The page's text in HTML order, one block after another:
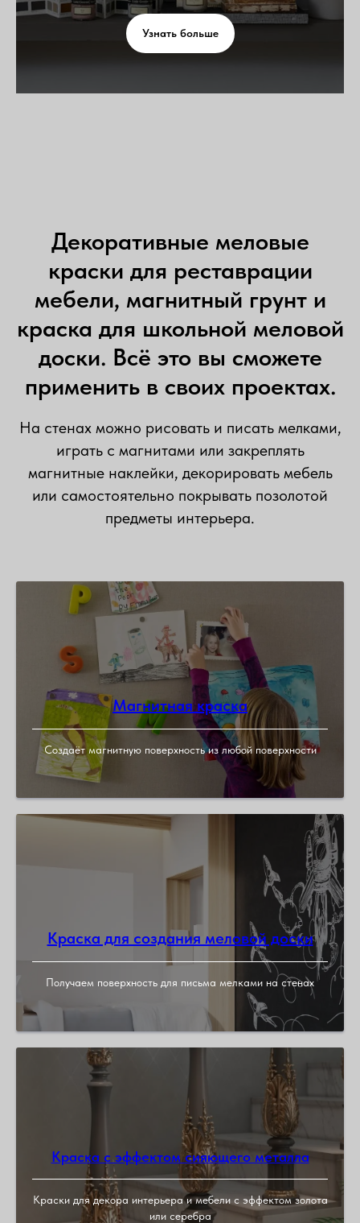
Узнать больше
Декоративные меловые
краски для реставрации
мебели, магнитный грунт и
краска для школьной меловой
доски. Всё это вы сможете
применить в своих проектах.
На стенах можно рисовать и писать мелками,
играть с магнитами или закреплять
магнитные наклейки, декорировать мебель
или самостоятельно покрывать позолотой
предметы интерьера.
Магнитная краска
Создаёт магнитную поверхность из любой поверхности
Краска для создания меловой доски
Получаем поверхность для письма мелками на стенах
Краска с эффектом сияющего металла
Краски для декора интерьера и мебели с эффектом золота
или серебра